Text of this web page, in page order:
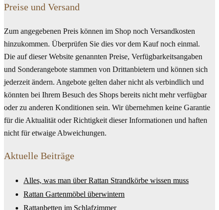
Preise und Versand
Zum angegebenen Preis können im Shop noch Versandkosten
hinzukommen. Überprüfen Sie dies vor dem Kauf noch einmal.
Die auf dieser Website genannten Preise, Verfügbarkeitsangaben
und Sonderangebote stammen von Drittanbietern und können sich
jederzeit ändern. Angebote gelten daher nicht als verbindlich und
könnten bei Ihrem Besuch des Shops bereits nicht mehr verfügbar
oder zu anderen Konditionen sein. Wir übernehmen keine Garantie
für die Aktualität oder Richtigkeit dieser Informationen und haften
nicht für etwaige Abweichungen.
Aktuelle Beiträge
Alles, was man über Rattan Strandkörbe wissen muss
Rattan Gartenmöbel überwintern
Rattanbetten im Schlafzimmer